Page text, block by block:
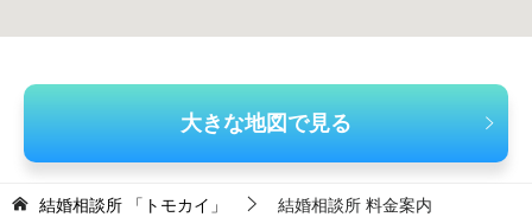
大きな地図で見る
結婚相談所 「トモカイ」 結婚相談所 料金案内